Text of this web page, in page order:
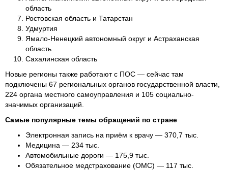
область
Ростовская область и Татарстан
Удмуртия
Ямало-Ненецкий автономный округ и Астраханская
область
Сахалинская область
Новые регионы также работают с ПОС — сейчас там
подключены 67 региональных органов государственной власти,
224 органа местного самоуправления и 105 социально-
значимых организаций.
Самые популярные темы обращений по стране
Электронная запись на приём к врачу — 370,7 тыс.
Медицина — 234 тыс.
Автомобильные дороги — 175,9 тыс.
Обязательное медстрахование (ОМС) — 117 тыс.